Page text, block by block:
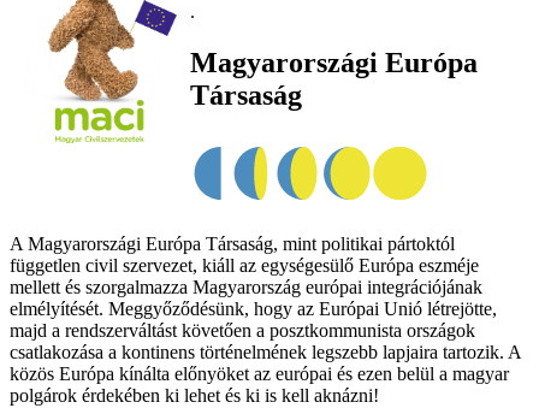
.
Magyarországi Európa
Társaság
A Magyarországi Európa Társaság, mint politikai pártoktól
független civil szervezet, kiáll az egységesülő Európa eszméje
mellett és szorgalmazza Magyarország európai integrációjának
elmélyítését. Meggyőződésünk, hogy az Európai Unió létrejötte,
majd a rendszerváltást követően a posztkommunista országok
csatlakozása a kontinens történelmének legszebb lapjaira tartozik. A
közös Európa kínálta előnyöket az európai és ezen belül a magyar
polgárok érdekében ki lehet és ki is kell aknázni!